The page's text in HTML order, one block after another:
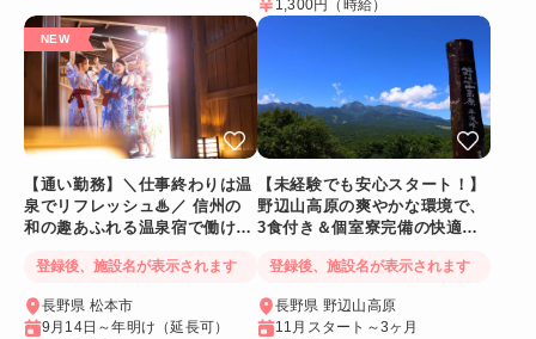
1,300円 （時給）
【通い勤務】＼仕事終わりは温
泉でリフレッシュ♨／ 信州の
和の趣あふれる温泉宿で働ける
登録後、施設名が表示されます
長野県 松本市
9月14日～年明け（延長可）
【未経験でも安心スタート！】
野辺山高原の爽やかな環境で、
3食付き＆個室寮完備の快適リ
登録後、施設名が表示されます
長野県 野辺山高原
11月スタート～3ヶ月